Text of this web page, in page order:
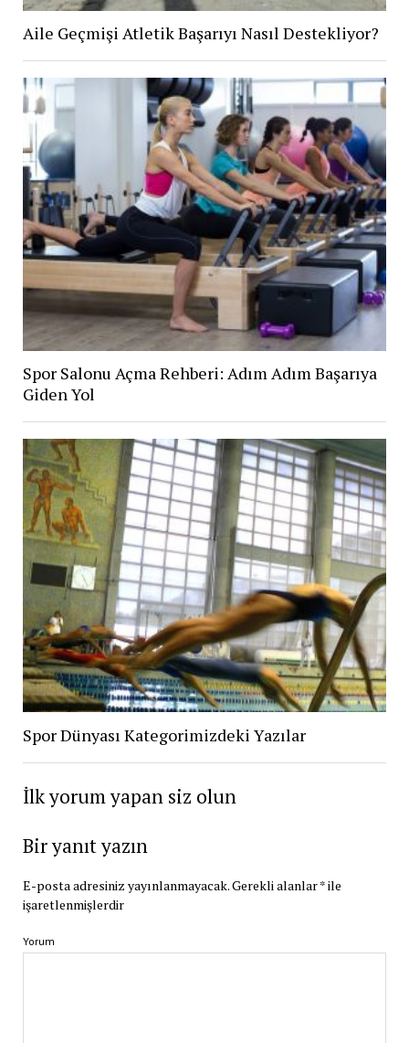
Aile Geçmişi Atletik Başarıyı Nasıl Destekliyor?
Spor Salonu Açma Rehberi: Adım Adım Başarıya
Giden Yol
Spor Dünyası Kategorimizdeki Yazılar
İlk yorum yapan siz olun
Bir yanıt yazın
E-posta adresiniz yayınlanmayacak.Gerekli alanlar*ile
işaretlenmişlerdir
Yorum